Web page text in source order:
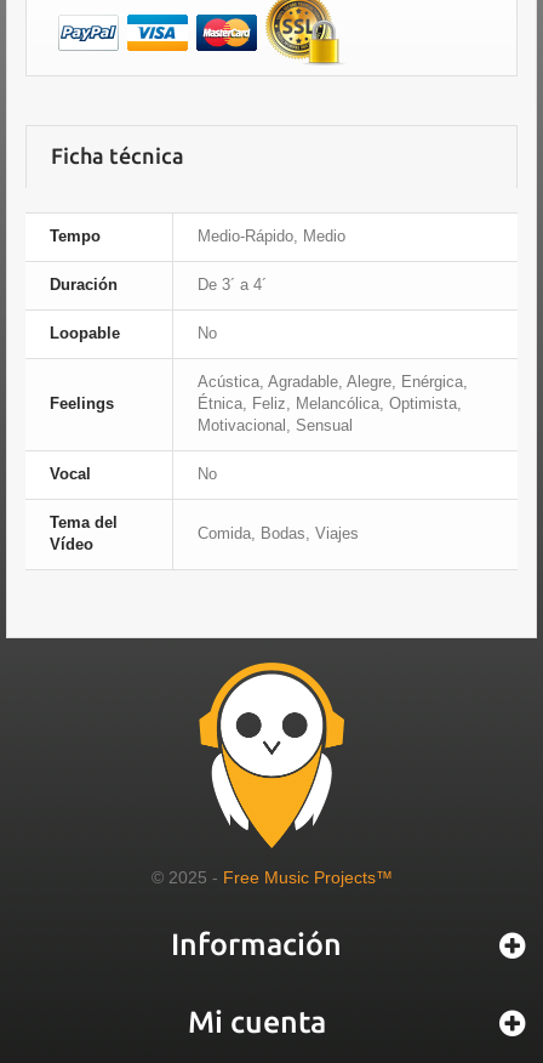
Ficha técnica
Tempo Medio-Rápido, Medio
Duración De 3´ a 4´
Loopable No
Feelings
Acústica, Agradable, Alegre, Enérgica,
Étnica, Feliz, Melancólica, Optimista,
Motivacional, Sensual
Vocal No
Tema del
Vídeo
Comida, Bodas, Viajes
© 2025 - Free Music Projects™
Información
Mi cuenta